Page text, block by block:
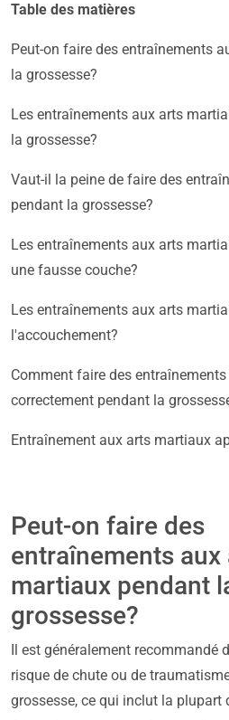
Table des matières
Peut-on faire des entraînements
la grossesse?
Les entraînements aux arts
la grossesse?
Vaut-il la peine de faire des
pendant la grossesse?
Les entraînements aux arts
une fausse couche?
Les entraînements aux arts
l'accouchement?
Comment faire des
correctement pendant la
Entraînement aux arts martiaux
Peut-on faire des
entraînements aux
martiaux pendant
grossesse?
Il est généralement recommandé
risque de chute ou de
grossesse, ce qui inclut la plupart